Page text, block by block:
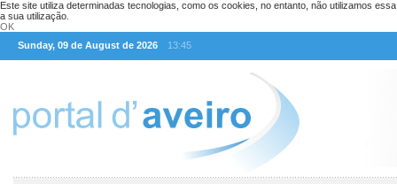
Este site utiliza determinadas tecnologias, como os cookies, no entanto, não utilizamos
a sua utilização.
OK
Sunday, 09 de August de 2026
13:45